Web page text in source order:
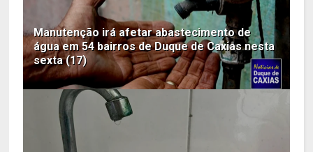
Manutenção irá afetar abastecimento de
água em 54 bairros de Duque de Caxias nesta
sexta (17)